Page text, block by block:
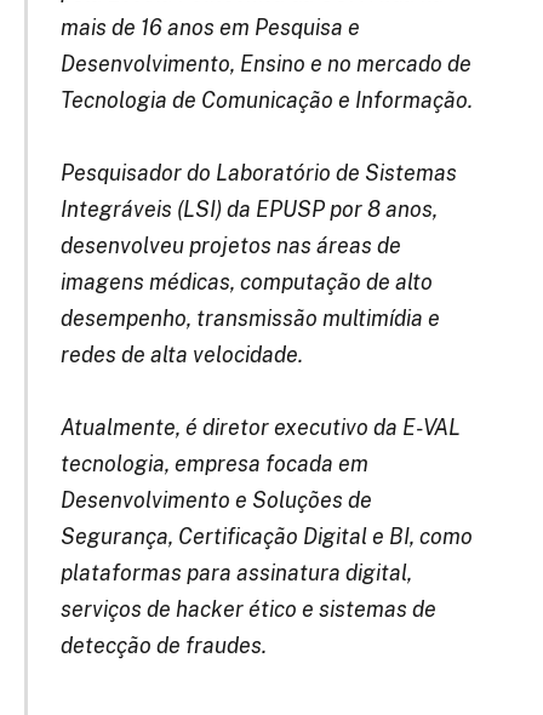
mais de 16 anos em Pesquisa e
Desenvolvimento, Ensino e no mercado de
Tecnologia de Comunicação e Informação.
Pesquisador do Laboratório de Sistemas
Integráveis (LSI) da EPUSP por 8 anos,
desenvolveu projetos nas áreas de
imagens médicas, computação de alto
desempenho, transmissão multimídia e
redes de alta velocidade.
Atualmente, é diretor executivo da E-VAL
tecnologia, empresa focada em
Desenvolvimento e Soluções de
Segurança, Certificação Digital e BI, como
plataformas para assinatura digital,
serviços de hacker ético e sistemas de
detecção de fraudes.